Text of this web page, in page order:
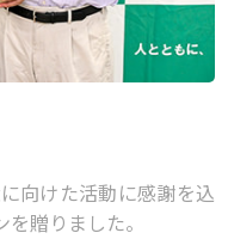
向けた活動に感謝を込
贈りました。